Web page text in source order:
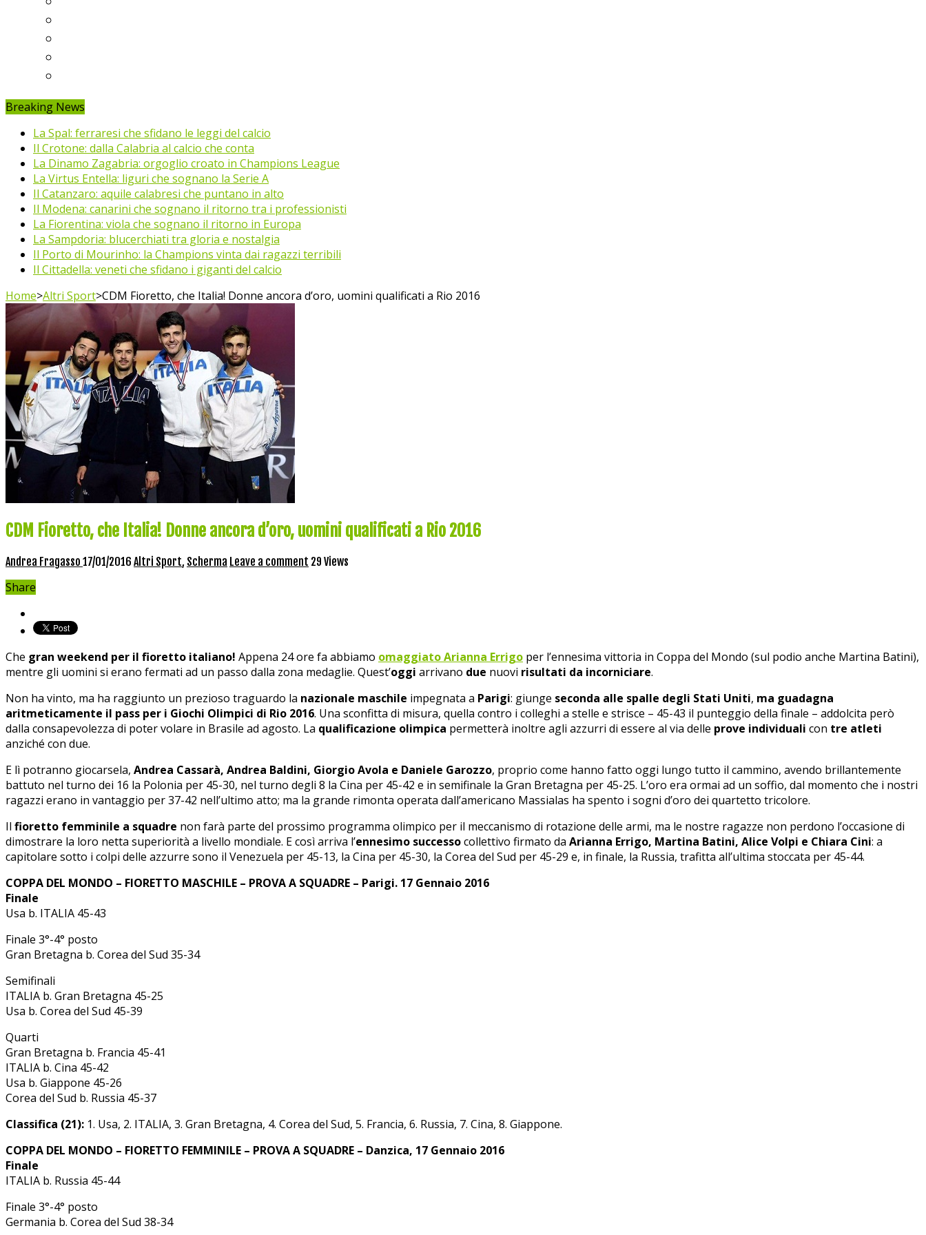
Breaking News
La Spal: ferraresi che sfidano le leggi del calcio
Il Crotone: dalla Calabria al calcio che conta
La Dinamo Zagabria: orgoglio croato in Champions League
La Virtus Entella: liguri che sognano la Serie A
Il Catanzaro: aquile calabresi che puntano in alto
Il Modena: canarini che sognano il ritorno tra i professionisti
La Fiorentina: viola che sognano il ritorno in Europa
La Sampdoria: blucerchiati tra gloria e nostalgia
Il Porto di Mourinho: la Champions vinta dai ragazzi terribili
Il Cittadella: veneti che sfidano i giganti del calcio
Home>Altri Sport>CDM Fioretto, che Italia! Donne ancora d’oro, uomini qualificati a Rio 2016
CDM Fioretto, che Italia! Donne ancora d’oro, uomini qualificati a Rio 2016
Andrea Fragasso 17/01/2016 Altri Sport, Scherma Leave a comment 29 Views
Share
Che gran weekend per il fioretto italiano! Appena 24 ore fa abbiamo omaggiato Arianna Errigo per l’ennesima vittoria in Coppa del Mondo (sul podio anche Martina Batini),
mentre gli uomini si erano fermati ad un passo dalla zona medaglie. Quest’oggi arrivano due nuovi risultati da incorniciare.
Non ha vinto, ma ha raggiunto un prezioso traguardo la nazionale maschile impegnata a Parigi: giunge seconda alle spalle degli Stati Uniti, ma guadagna
aritmeticamente il pass per i Giochi Olimpici di Rio 2016. Una sconfitta di misura, quella contro i colleghi a stelle e strisce – 45-43 il punteggio della finale – addolcita però
dalla consapevolezza di poter volare in Brasile ad agosto. La qualificazione olimpica permetterà inoltre agli azzurri di essere al via delle prove individuali con tre atleti
anziché con due.
E lì potranno giocarsela, Andrea Cassarà, Andrea Baldini, Giorgio Avola e Daniele Garozzo, proprio come hanno fatto oggi lungo tutto il cammino, avendo brillantemente
battuto nel turno dei 16 la Polonia per 45-30, nel turno degli 8 la Cina per 45-42 e in semifinale la Gran Bretagna per 45-25. L’oro era ormai ad un soffio, dal momento che i nostri
ragazzi erano in vantaggio per 37-42 nell’ultimo atto; ma la grande rimonta operata dall’americano Massialas ha spento i sogni d’oro dei quartetto tricolore.
Il fioretto femminile a squadre non farà parte del prossimo programma olimpico per il meccanismo di rotazione delle armi, ma le nostre ragazze non perdono l’occasione di
dimostrare la loro netta superiorità a livello mondiale. E così arriva l’ennesimo successocollettivo firmato da Arianna Errigo, Martina Batini, Alice Volpi e Chiara Cini: a
capitolare sotto i colpi delle azzurre sono il Venezuela per 45-13, la Cina per 45-30, la Corea del Sud per 45-29 e, in finale, la Russia, trafitta all’ultima stoccata per 45-44.
COPPA DEL MONDO – FIORETTO MASCHILE – PROVA A SQUADRE – Parigi. 17 Gennaio 2016
Finale
Usa b. ITALIA 45-43
Finale 3°-4° posto
Gran Bretagna b. Corea del Sud 35-34
Semifinali
ITALIA b. Gran Bretagna 45-25
Usa b. Corea del Sud 45-39
Quarti
Gran Bretagna b. Francia 45-41
ITALIA b. Cina 45-42
Usa b. Giappone 45-26
Corea del Sud b. Russia 45-37
Classifica (21): 1. Usa, 2. ITALIA, 3. Gran Bretagna, 4. Corea del Sud, 5. Francia, 6. Russia, 7. Cina, 8. Giappone.
COPPA DEL MONDO – FIORETTO FEMMINILE – PROVA A SQUADRE – Danzica, 17 Gennaio 2016
Finale
ITALIA b. Russia 45-44
Finale 3°-4° posto
Germania b. Corea del Sud 38-34